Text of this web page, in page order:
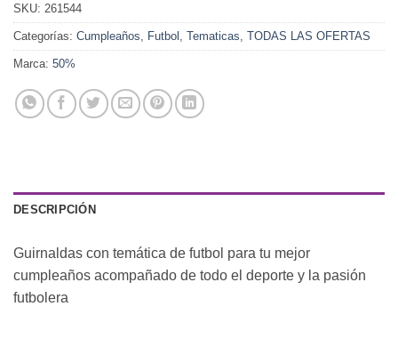
SKU: 261544
Categorías: Cumpleaños Futbol Tematicas TODAS LAS OFERTAS
Marca: 50%
DESCRIPCIÓN
Guirnaldas con temática de futbol para tu mejor
cumpleaños acompañado de todo el deporte y la pasión
futbolera